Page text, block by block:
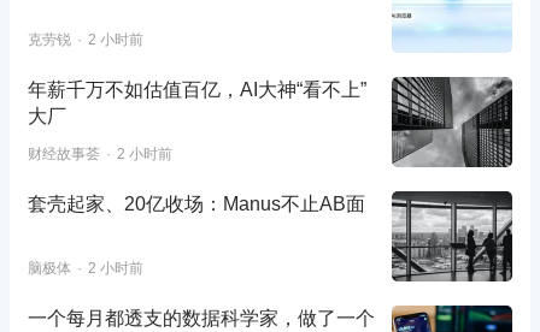
克劳锐 2 小时前
年薪千万不如估值百亿，AI大神“看不上”
大厂
财经故事荟 2 小时前
套壳起家、20亿收场：Manus不止AB面
脑极体 2 小时前
一个每月都透支的数据科学家，做了一个